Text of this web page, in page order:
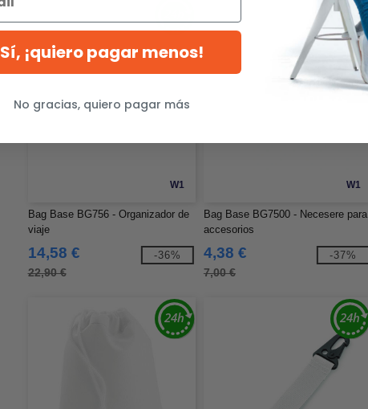
W1
Bag Base BG756 - Organizador de
viaje
14,58 €
22,90 €
-36%
W1
Bag Base BG7500 - Necesere para
accesorios
4,38 €
7,00 €
-37%
Sí, ¡quiero pagar menos!
No gracias, quiero pagar más